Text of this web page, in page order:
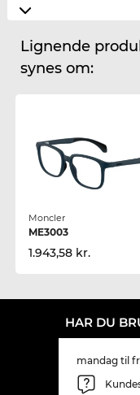
Lignende
synes om:
Moncler
ME3003
1.943,58 kr.
HAR DU
mandag til